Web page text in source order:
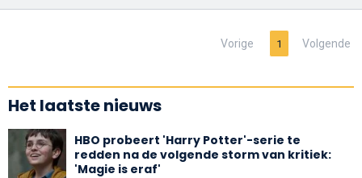
Vorige 1 Volgende
Het laatste nieuws
HBO probeert 'Harry Potter'-serie te
redden na de volgende storm van kritiek:
'Magie is eraf'